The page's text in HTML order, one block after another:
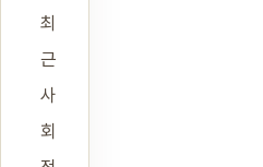
최
근
사
회